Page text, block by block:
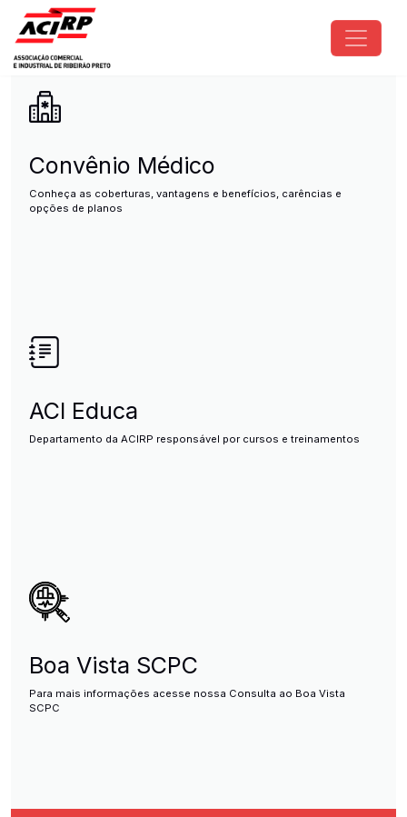
Pular para o conteúdo principal
ACIRP - Associação Comercial
Convênio Médico
Conheça as coberturas, vantagens e benefícios, carências e
opções de planos
ACI Educa
Departamento da ACIRP responsável por cursos e treinamentos
Boa Vista SCPC
Para mais informações acesse nossa Consulta ao Boa Vista
SCPC